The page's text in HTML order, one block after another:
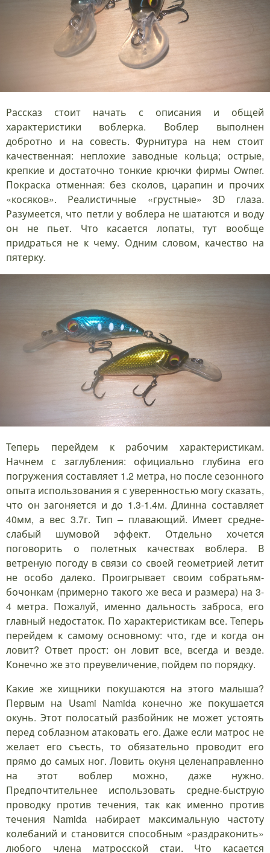
Рассказ стоит начать с описания и общей
характеристики воблерка. Воблер выполнен
добротно и на совесть. Фурнитура на нем стоит
качественная: неплохие заводные кольца; острые,
крепкие и достаточно тонкие крючки фирмы Owner.
Покраска отменная: без сколов, царапин и прочих
«косяков». Реалистичные «грустные» 3D глаза.
Разумеется, что петли у воблера не шатаются и воду
он не пьет. Что касается лопаты, тут вообще
придраться не к чему. Одним словом, качество на
пятерку.
Теперь перейдем к рабочим характеристикам.
Начнем с заглубления: официально глубина его
погружения составляет 1.2 метра, но после сезонного
опыта использования я с уверенностью могу сказать,
что он загоняется и до 1.3-1.4м. Длинна составляет
40мм, а вес 3.7г. Тип – плавающий. Имеет средне-
слабый шумовой эффект. Отдельно хочется
поговорить о полетных качествах воблера. В
ветреную погоду в связи со своей геометрией летит
не особо далеко. Проигрывает своим собратьям-
бочонкам (примерно такого же веса и размера) на 3-
4 метра. Пожалуй, именно дальность заброса, его
главный недостаток. По характеристикам все. Теперь
перейдем к самому основному: что, где и когда он
ловит? Ответ прост: он ловит все, всегда и везде.
Конечно же это преувеличение, пойдем по порядку.
Какие же хищники покушаются на этого малыша?
Первым на Usami Namida конечно же покушается
окунь. Этот полосатый разбойник не может устоять
перед соблазном атаковать его. Даже если матрос не
желает его съесть, то обязательно проводит его
прямо до самых ног. Ловить окуня целенаправленно
на этот воблер можно, даже нужно.
Предпочтительнее использовать средне-быструю
проводку против течения, так как именно против
течения Namida набирает максимальную частоту
колебаний и становится способным «раздраконить»
любого члена матросской стаи. Что касается